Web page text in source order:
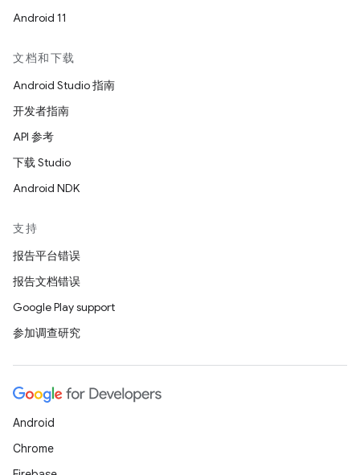
Android 11
文档和下载
Android Studio 指南
开发者指南
API 参考
下载 Studio
Android NDK
支持
报告平台错误
报告文档错误
Google Play support
参加调查研究
Android
Chrome